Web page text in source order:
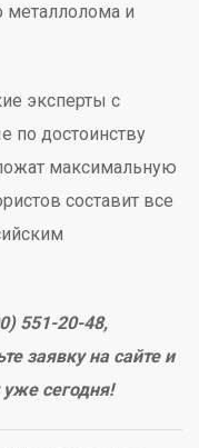
металлолома и
эксперты с
по достоинству
максимальную
составит все
551-20-48,
заявку на сайте и
сегодня!